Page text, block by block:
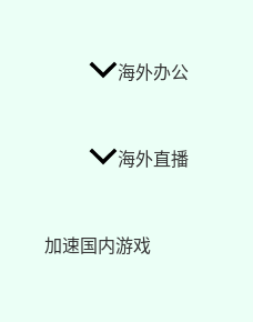
海外办公
海外直播
加速国内游戏